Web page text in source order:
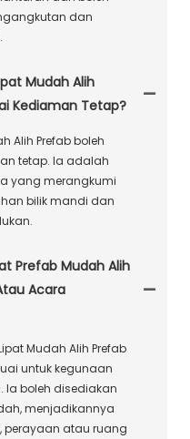
dan
Mudah Alih
Kediaman Tetap?
Alih Prefab boleh
tetap. Ia adalah
yang merangkumi
bilik mandi dan
Prefab Mudah Alih
Acara
Mudah Alih Prefab
untuk kegunaan
boleh disediakan
menjadikannya
perayaan atau ruang